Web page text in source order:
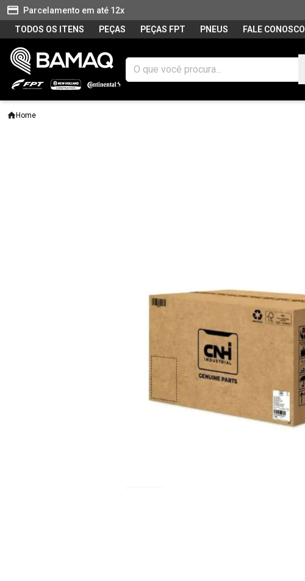
Parcelamento em até 12x
TODOS OS ITENS
PEÇAS PEÇAS FPT PNEUS FALE CONOSCO
Home